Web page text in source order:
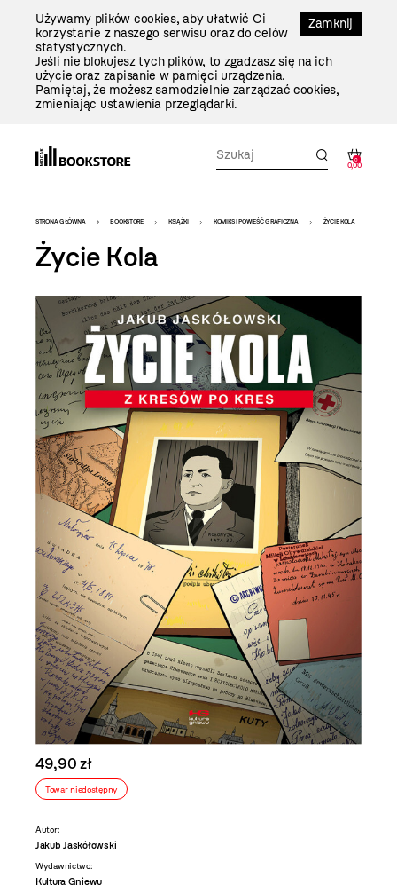
Zamknij
Używamy plików cookies, aby ułatwić Ci
korzystanie z naszego serwisu oraz do celów
statystycznych.
Jeśli nie blokujesz tych plików, to zgadzasz się na ich
użycie oraz zapisanie w pamięci urządzenia.
Pamiętaj, że możesz samodzielnie zarządzać cookies,
zmieniając ustawienia przeglądarki.
0
0,00
Bookstore
-
szablon
szczegóły
STRONA GŁÓWNA BOOKSTORE KSIĄŻKI KOMIKS I POWIEŚĆ GRAFICZNA ŻYCIE KOLA
Życie Kola
49,90 zł
Towar niedostępny
Autor:
Jakub Jaskółowski
Wydawnictwo:
Kultura Gniewu